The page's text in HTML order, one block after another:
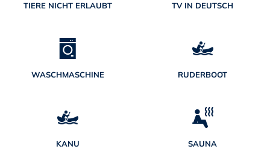
TIERE NICHT ERLAUBT TV IN DEUTSCH
WASCHMASCHINE RUDERBOOT
KANU SAUNA